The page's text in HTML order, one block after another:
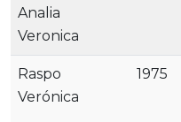
Analia
Veronica
Raspo
Verónica
1975